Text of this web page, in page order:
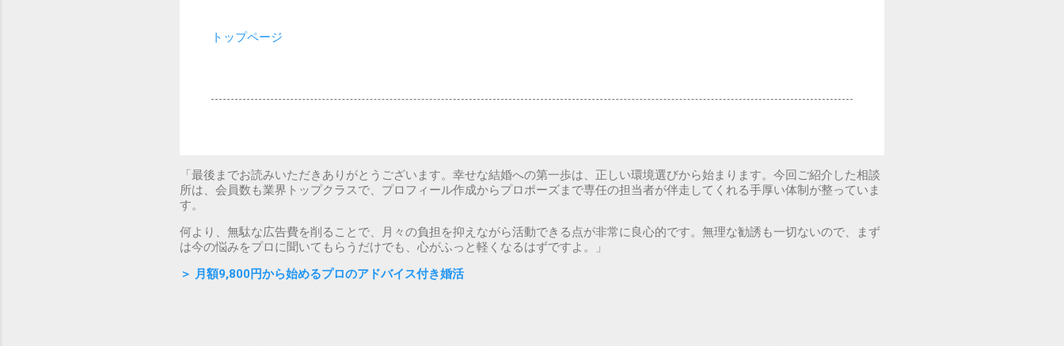
トップページ
「最後までお読みいただきありがとうございます。幸せな結婚への第一歩は、正しい環境選びから始まります。今回ご紹介した相談
所は、会員数も業界トップクラスで、プロフィール作成からプロポーズまで専任の担当者が伴走してくれる手厚い体制が整っていま
す。
何より、無駄な広告費を削ることで、月々の負担を抑えながら活動できる点が非常に良心的です。無理な勧誘も一切ないので、まず
は今の悩みをプロに聞いてもらうだけでも、心がふっと軽くなるはずですよ。」
＞ 月額9,800円から始めるプロのアドバイス付き婚活